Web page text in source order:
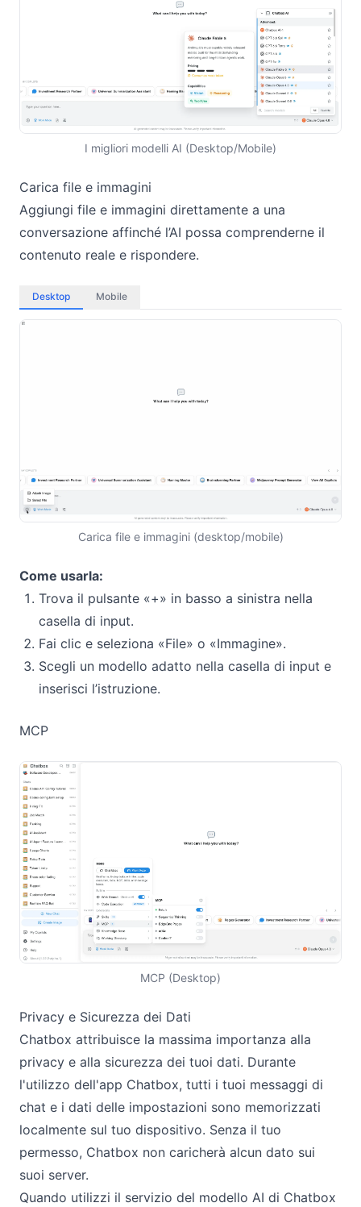
I migliori modelli AI (Desktop/Mobile)
Carica file e immagini
Aggiungi file e immagini direttamente a una
conversazione affinché l’AI possa comprenderne il
contenuto reale e rispondere.
Desktop Mobile
Carica file e immagini (desktop/mobile)
Come usarla:
Trova il pulsante «+» in basso a sinistra nella
casella di input.
Fai clic e seleziona «File» o «Immagine».
Scegli un modello adatto nella casella di input e
inserisci l’istruzione.
MCP
MCP (Desktop)
Privacy e Sicurezza dei Dati
Chatbox attribuisce la massima importanza alla
privacy e alla sicurezza dei tuoi dati. Durante
l'utilizzo dell'app Chatbox, tutti i tuoi messaggi di
chat e i dati delle impostazioni sono memorizzati
localmente sul tuo dispositivo. Senza il tuo
permesso, Chatbox non caricherà alcun dato sui
suoi server.
Quando utilizzi il servizio del modello AI di Chatbox